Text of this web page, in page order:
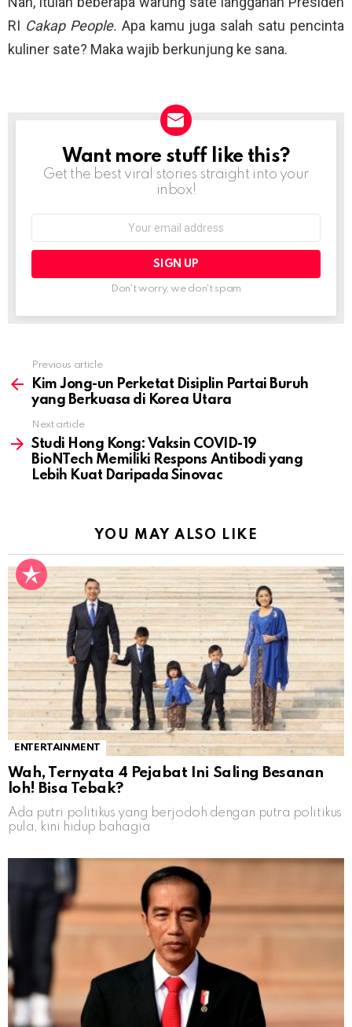
RI Cakap People. Apa kamu juga salah satu pencinta
kuliner sate? Maka wajib berkunjung ke sana.
NEWSLETTER
Want more stuff like this?
Get the best viral stories straight into your
inbox!
Don't worry, we don't spam
more
Previous article
Kim Jong-un Perketat Disiplin Partai Buruh
yang Berkuasa di Korea Utara
Next article
Studi Hong Kong: Vaksin COVID-19
BioNTech Memiliki Respons Antibodi yang
Lebih Kuat Daripada Sinovac
YOU MAY ALSO LIKE
ENTERTAINMENT
Wah, Ternyata 4 Pejabat Ini Saling Besanan
loh! Bisa Tebak?
Ada putri politikus yang berjodoh dengan putra politikus
pula, kini hidup bahagia